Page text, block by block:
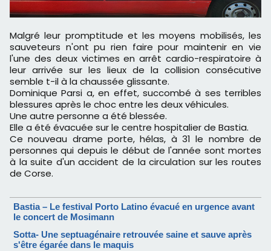
Malgré leur promptitude et les moyens mobilisés, les
sauveteurs n'ont pu rien faire pour maintenir en vie
l'une des deux victimes en arrêt cardio-respiratoire à
leur arrivée sur les lieux de la collision consécutive
semble t-il à la chaussée glissante.
Dominique Parsi a, en effet, succombé à ses terribles
blessures après le choc entre les deux véhicules.
Une autre personne a été blessée.
Elle a été évacuée sur le centre hospitalier de Bastia.
Ce nouveau drame porte, hélas, à 31 le nombre de
personnes qui depuis le début de l'année sont mortes
à la suite d'un accident de la circulation sur les routes
de Corse.
Bastia – Le festival Porto Latino évacué en urgence avant
le concert de Mosimann
Sotta- Une septuagénaire retrouvée saine et sauve après
s'être égarée dans le maquis